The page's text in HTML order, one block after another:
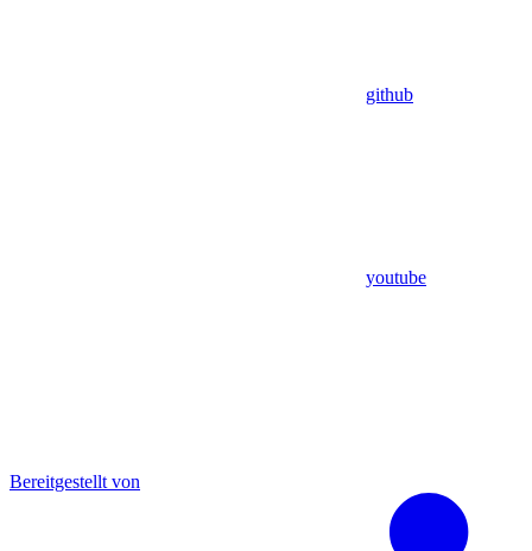
github
youtube
Bereitgestellt von